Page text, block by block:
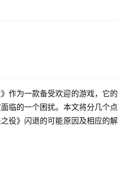
作为一款备受欢迎的游戏，它的
临的一个困扰。本文将分几个点
役》闪退的可能原因及相应的解